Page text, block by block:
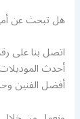
هل تبحث عن
اتصل بنا على
أحدث
أفضل الفنين